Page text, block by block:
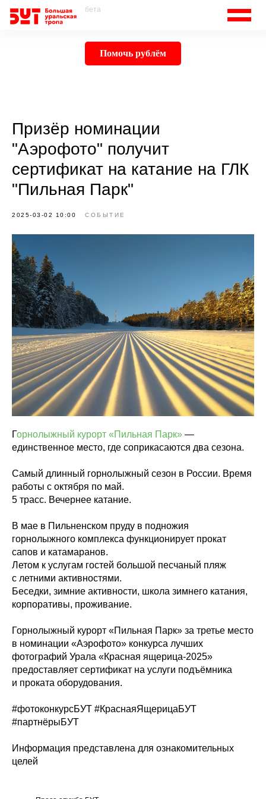
бета
Помочь рублём
Призёр номинации
"Аэрофото" получит
сертификат на катание на ГЛК
"Пильная Парк"
2025-03-02 10:00 СОБЫТИЕ
Горнолыжный курорт «Пильная Парк» —
единственное место, где соприкасаются два сезона.
Самый длинный горнолыжный сезон в России. Время
работы с октября по май.
5 трасс. Вечернее катание.
В мае в Пильненском пруду в подножия
горнолыжного комплекса функционирует прокат
сапов и катамаранов.
Летом к услугам гостей большой песчаный пляж
с летними активностями.
Беседки, зимние активности, школа зимнего катания,
корпоративы, проживание.
Горнолыжный курорт «Пильная Парк» за третье место
в номинации «Аэрофото» конкурса лучших
фотографий Урала «Красная ящерица-2025»
предоставляет сертификат на услуги подъёмника
и проката оборудования.
#фотоконкурсБУТ #КраснаяЯщерицаБУТ
#партнёрыБУТ
Информация представлена для ознакомительных
целей